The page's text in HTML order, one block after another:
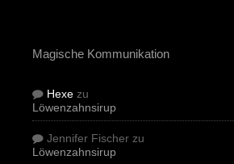
Magische Kommunikation
Hexe zu
Löwenzahnsirup
Jennifer Fischer zu
Löwenzahnsirup